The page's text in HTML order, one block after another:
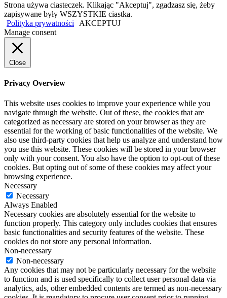
Strona używa ciasteczek. Klikając "Akceptuj", zgadzasz się, żeby
zapisywane były WSZYSTKIE ciastka.
Polityka prywatności
AKCEPTUJ
Manage consent
Close
Privacy Overview
This website uses cookies to improve your experience while you
navigate through the website. Out of these, the cookies that are
categorized as necessary are stored on your browser as they are
essential for the working of basic functionalities of the website. We
also use third-party cookies that help us analyze and understand how
you use this website. These cookies will be stored in your browser
only with your consent. You also have the option to opt-out of these
cookies. But opting out of some of these cookies may affect your
browsing experience.
Necessary
Necessary
Always Enabled
Necessary cookies are absolutely essential for the website to
function properly. This category only includes cookies that ensures
basic functionalities and security features of the website. These
cookies do not store any personal information.
Non-necessary
Non-necessary
Any cookies that may not be particularly necessary for the website
to function and is used specifically to collect user personal data via
analytics, ads, other embedded contents are termed as non-necessary